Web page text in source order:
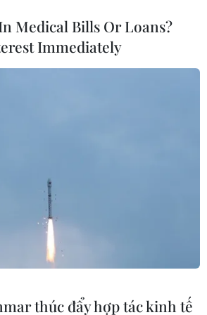
MỤC
Medical Bills Or Loans?
Immediately
thúc đẩy hợp tác kinh tế